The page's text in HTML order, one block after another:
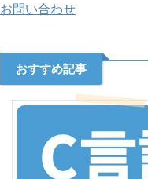
お問い合わせ
おすすめ記事